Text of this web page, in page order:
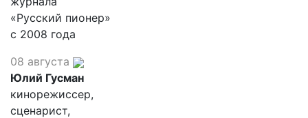
«Русский пионер»
с 2008 года
08 августа
Юлий Гусман
кинорежиссер,
сценарист,